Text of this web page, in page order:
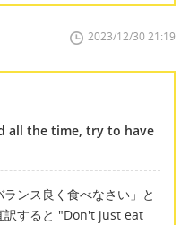
2023/12/30 21:19
all the time, try to have
ランス良く食べなさい」と
訳すると "Don't just eat